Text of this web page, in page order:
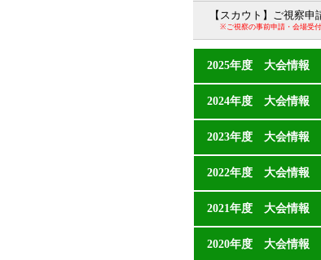
【スカウト】ご視察申
※ご視察の事前申請・会場受
2025年度 大会情報
2024年度 大会情報
2023年度 大会情報
2022年度 大会情報
2021年度 大会情報
2020年度 大会情報